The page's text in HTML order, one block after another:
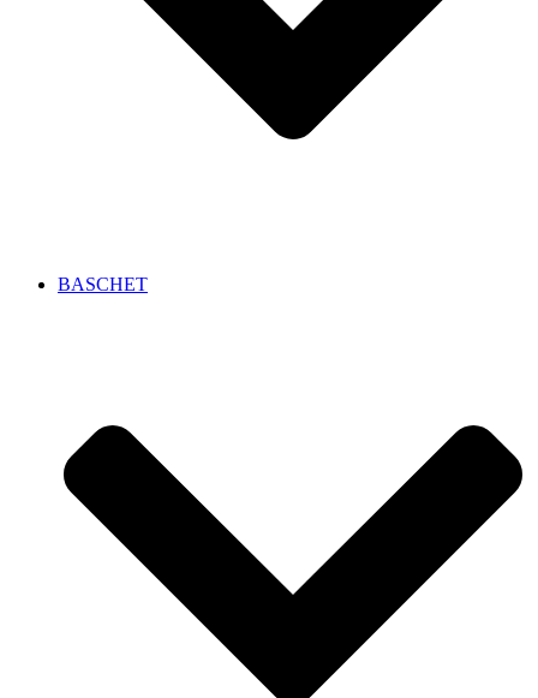
BASCHET